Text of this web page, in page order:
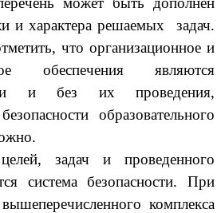
и характера решаемых задач.
что организационное и
обеспечения являются
и без их проведения,
образовательного
задач и проведенного
система безопасности. При
комплекса